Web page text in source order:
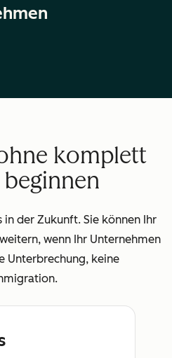
komplett
in der Zukunft. Sie können Ihr
wenn Ihr Unternehmen
Unterbrechung, keine